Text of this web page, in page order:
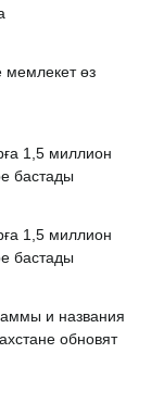
өз
1,5 миллион
бастады
1,5 миллион
бастады
и названия
обновят